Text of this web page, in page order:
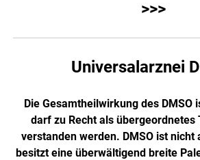
>>>
Universalarznei
Die Gesamtheilwirkung des DMSO
darf zu Recht als übergeordnetes
verstanden werden. DMSO ist nicht
besitzt eine überwältigend breite